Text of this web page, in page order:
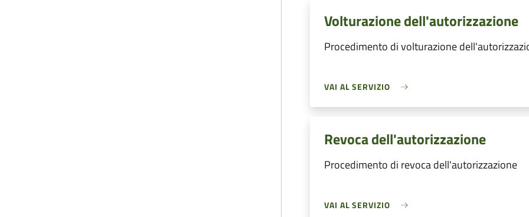
Volturazione dell'autorizzazione
Procedimento di volturazione
VAI AL SERVIZIO
Revoca dell'autorizzazione
Procedimento di revoca dell'autorizzazione
VAI AL SERVIZIO